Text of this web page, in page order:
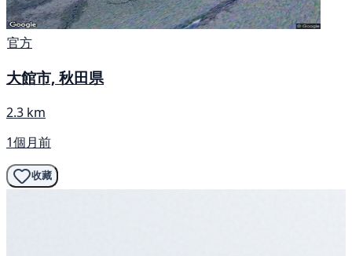
官方
大館市, 秋田県
2.3 km
1個月前
收藏